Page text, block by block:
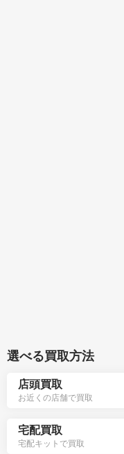
選べる買取方法
店頭買取
お近くの店舗で買取
宅配買取
宅配キットで買取